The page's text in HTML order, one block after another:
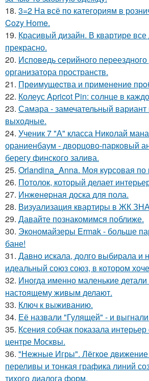
18. 3=2 На всё по категориям в
Cozy Home.
19. Красивый дизайн. В квартире
прекрасно.
20. Исповедь серийного
организатора пространств.
21. Прeимущecтва и примeнeниe
22. Колеус Apricot Pin: солнце в
23. Самара - замечательный
выходные.
24. Ученик 7 "А" класса Николай
ораниенбаум - дворцово-парковый
берегу финского залива.
25. Orlandina_Anna. Моя курсовая по
26. Потолок, который делает
27. Инжeнepная доска для пола.
28. Визуализация квартиры в ЖК
29. Давайте познакомимся поближе.
30. Экономайзеры Ermak - больше
бане!
31. Давно искала, долго выбирала и
идеальный союз союз, в котором
32. Иногда именно маленькие
настоящему живым делают.
33. Ключ к выживанию.
34. Её назвали "Гулящей" - и
35. Ксения собчак показала
центре Москвы.
36. "Нежные Игры". Лёгкое движение
переливы и тонкая графика линий
тихого диалога форм.